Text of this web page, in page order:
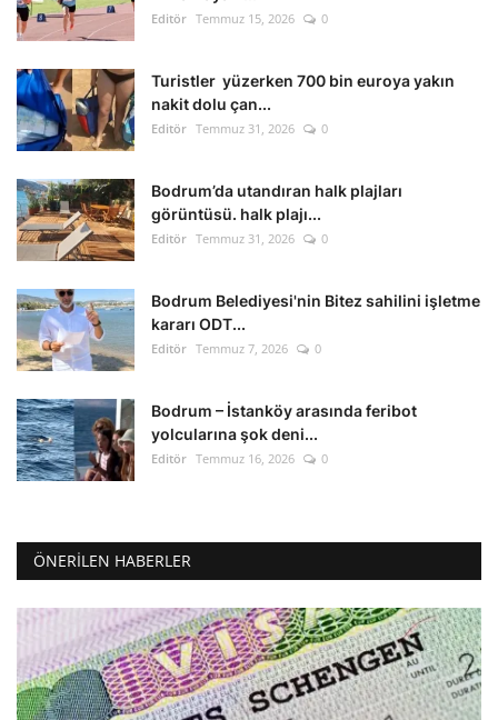
Editör Temmuz 15, 2026 0
Turistler yüzerken 700 bin euroya yakın
nakit dolu çan...
Editör Temmuz 31, 2026 0
Bodrum’da utandıran halk plajları
görüntüsü. halk plajı...
Editör Temmuz 31, 2026 0
Bodrum Belediyesi'nin Bitez sahilini işletme
kararı ODT...
Editör Temmuz 7, 2026 0
Bodrum – İstanköy arasında feribot
yolcularına şok deni...
Editör Temmuz 16, 2026 0
ÖNERILEN HABERLER